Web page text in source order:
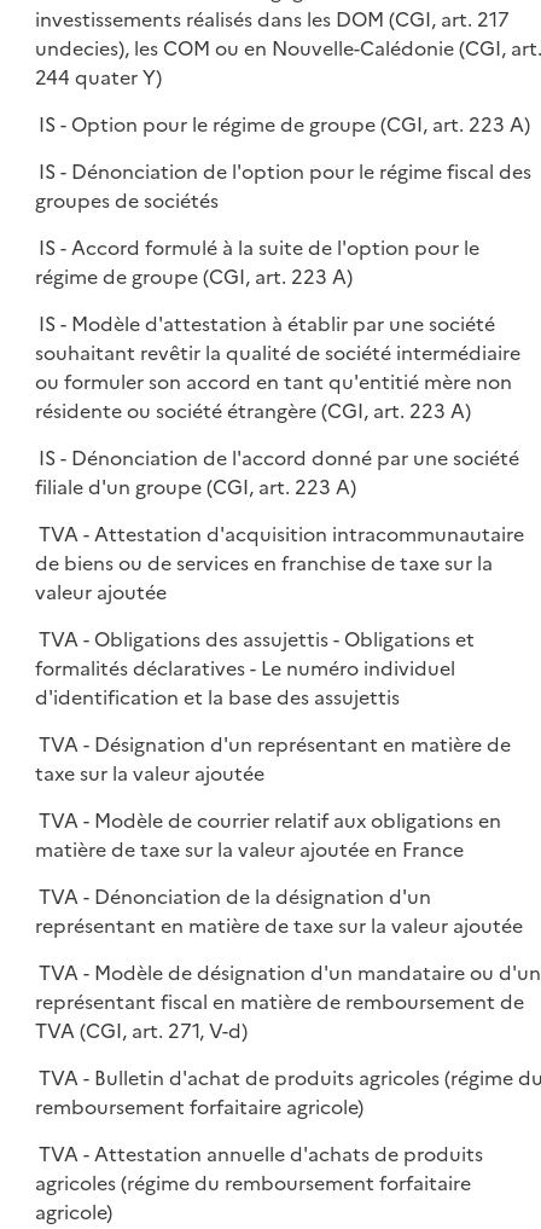
investissements réalisés dans les DOM (CGI, art. 217
undecies), les COM ou en Nouvelle-Calédonie (CGI, art.
244 quater Y)
IS - Option pour le régime de groupe (CGI, art. 223 A)
IS - Dénonciation de l'option pour le régime fiscal des
groupes de sociétés
IS - Accord formulé à la suite de l'option pour le
régime de groupe (CGI, art. 223 A)
IS - Modèle d'attestation à établir par une société
souhaitant revêtir la qualité de société intermédiaire
ou formuler son accord en tant qu'entitié mère non
résidente ou société étrangère (CGI, art. 223 A)
IS - Dénonciation de l'accord donné par une société
filiale d'un groupe (CGI, art. 223 A)
TVA - Attestation d'acquisition intracommunautaire
de biens ou de services en franchise de taxe sur la
valeur ajoutée
TVA - Obligations des assujettis - Obligations et
formalités déclaratives - Le numéro individuel
d'identification et la base des assujettis
TVA - Désignation d'un représentant en matière de
taxe sur la valeur ajoutée
TVA - Modèle de courrier relatif aux obligations en
matière de taxe sur la valeur ajoutée en France
TVA - Dénonciation de la désignation d'un
représentant en matière de taxe sur la valeur ajoutée
TVA - Modèle de désignation d'un mandataire ou d'un
représentant fiscal en matière de remboursement de
TVA (CGI, art. 271, V-d)
TVA - Bulletin d'achat de produits agricoles (régime
remboursement forfaitaire agricole)
TVA - Attestation annuelle d'achats de produits
agricoles (régime du remboursement forfaitaire
agricole)